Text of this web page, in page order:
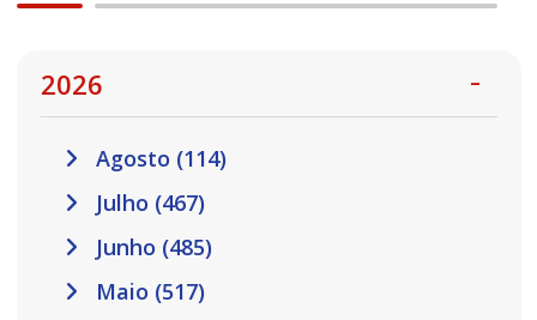
2026
Agosto (114)
Julho (467)
Junho (485)
Maio (517)